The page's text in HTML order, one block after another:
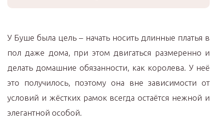
У Буше была цель – начать носить длинные платья в
пол даже дома, при этом двигаться размеренно и
делать домашние обязанности, как королева. У неё
это получилось, поэтому она вне зависимости от
условий и жёстких рамок всегда остаётся нежной и
элегантной особой.